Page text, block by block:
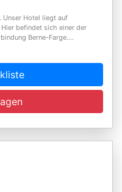
Unser Hotel liegt auf
befindet sich einer der
Berne-Farge....